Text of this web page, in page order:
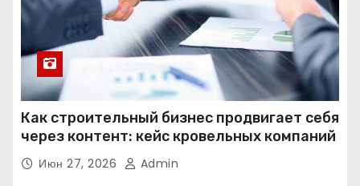
Как строительный бизнес продвигает себя
через контент: кейс кровельных компаний
Июн 27, 2026 Admin